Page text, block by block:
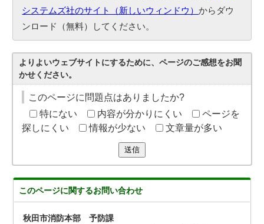
システムズ社のサイト（新しいウィンドウ）からダウ
ンロード（無料）してください。
よりよいウェブサイトにするために、ページのご感想をお聞
かせください。
このページに問題点はありましたか?
特にない
内容が分かりにくい
ページを
探しにくい
情報が少ない 文章量が多い
送信
このページに関するお問い合わせ
秋田市消防本部 予防課